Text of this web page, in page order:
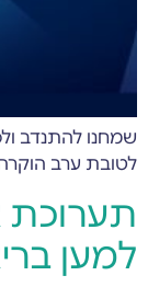
שמחנו להתנדב
לטובת ערב הוקרה מרגש
למען